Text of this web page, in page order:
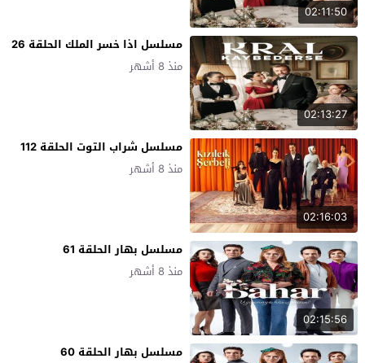
02:11:50
02:13:27
مسلسل اذا خسر الملك الحلقة 26
منذ 8 أشهر
02:16:03
مسلسل شراب التوت الحلقة 112
منذ 8 أشهر
02:15:56
مسلسل بهار الحلقة 61
منذ 8 أشهر
مسلسل بهار الحلقة 60